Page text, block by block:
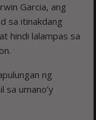
Garcia, ang
sa itinakdang
hindi lalampas sa
ng
sa umano’y